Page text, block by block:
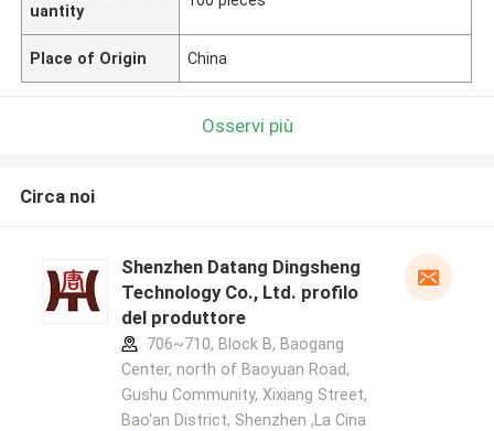
uantity
Place of Origin China
Osservi più
Circa noi
Shenzhen Datang Dingsheng
Technology Co., Ltd. profilo
del produttore
706~710, Block B, Baogang
Center, north of Baoyuan Road,
Gushu Community, Xixiang Street,
Bao'an District, Shenzhen ,La Cina